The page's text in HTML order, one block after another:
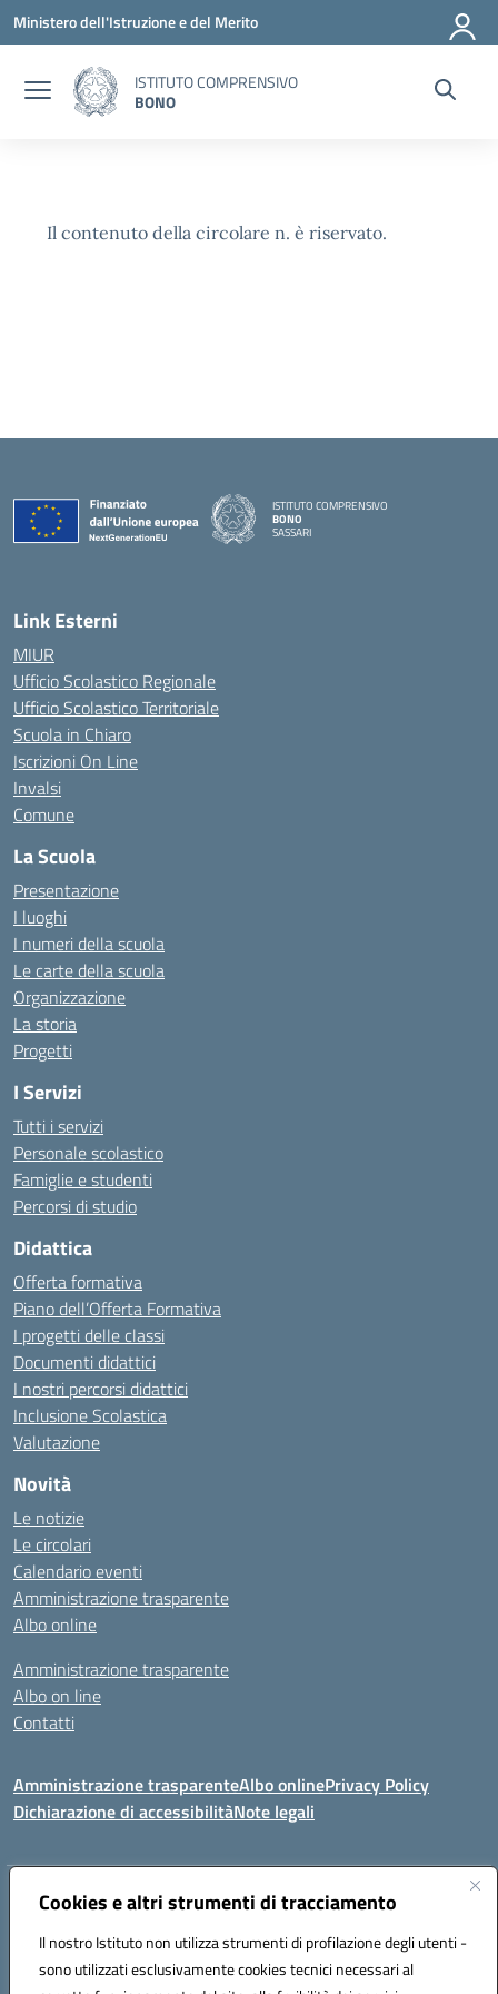
Cookies e altri strumenti di tracciamento
Il nostro Istituto non utilizza strumenti di profilazione degli utenti -
sono utilizzati esclusivamente cookies tecnici necessari al
Vai ai contenuti
Vai al menu di navigazione
Vai al footer
Ministero dell'Istruzione e del Merito
ISTITUTO COMPRENSIVO
BONO
Il contenuto della circolare n. è riservato.
ISTITUTO COMPRENSIVO
BONO
SASSARI
Link Esterni
MIUR
Ufficio Scolastico Regionale
Ufficio Scolastico Territoriale
Scuola in Chiaro
Iscrizioni On Line
Invalsi
Comune
La Scuola
Presentazione
I luoghi
I numeri della scuola
Le carte della scuola
Organizzazione
La storia
Progetti
I Servizi
Tutti i servizi
Personale scolastico
Famiglie e studenti
Percorsi di studio
Didattica
Offerta formativa
Piano dell’Offerta Formativa
I progetti delle classi
Documenti didattici
I nostri percorsi didattici
Inclusione Scolastica
Valutazione
Novità
Le notizie
Le circolari
Calendario eventi
Amministrazione trasparente
Albo online
Amministrazione trasparente
Albo on line
Contatti
Amministrazione trasparenteAlbo onlinePrivacy Policy
Dichiarazione di accessibilitàNote legali
Indirizzo:Via Tirso, 07011 Bono (SS)
Posta elettronica certificata (PEC):ssic820006@pec.istruzione.it
Codice fiscale: 81000530907